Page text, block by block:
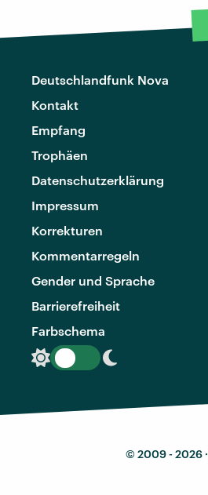
Deutschlandfunk Nova
Kontakt
Empfang
Trophäen
Datenschutzerklärung
Impressum
Korrekturen
Kommentarregeln
Gender und Sprache
Barrierefreiheit
Farbschema
© 2009 - 2026 ·